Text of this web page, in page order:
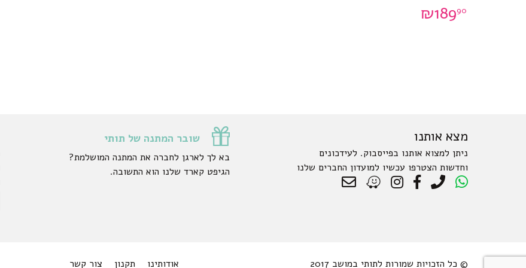
₪18990
מצא אותנו
ניתן למצוא אותנו בפייסבוק. לעידכונים
וחדשות הצטרפו עכשיו למועדון החברים שלנו
שובר המתנה של תותי
בא לך לארגן לחברה את המתנה המושלמת?
הגיפט קארד שלנו הוא התשובה.
© כל הזכויות שמורות לתותי במושב 2017 אודותינו תקנון צור קשר